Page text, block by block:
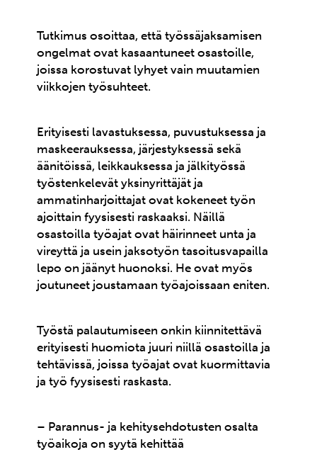
Tutkimus osoittaa, että työssäjaksamisen
ongelmat ovat kasaantuneet osastoille,
joissa korostuvat lyhyet vain muutamien
viikkojen työsuhteet.
Erityisesti lavastuksessa, puvustuksessa ja
maskeerauksessa, järjestyksessä sekä
äänitöissä, leikkauksessa ja jälkityössä
työstenkelevät yksinyrittäjät ja
ammatinharjoittajat ovat kokeneet työn
ajoittain fyysisesti raskaaksi. Näillä
osastoilla työajat ovat häirinneet unta ja
vireyttä ja usein jaksotyön tasoitusvapailla
lepo on jäänyt huonoksi. He ovat myös
joutuneet joustamaan työajoissaan eniten.
Työstä palautumiseen onkin kiinnitettävä
erityisesti huomiota juuri niillä osastoilla ja
tehtävissä, joissa työajat ovat kuormittavia
ja työ fyysisesti raskasta.
– Parannus- ja kehitysehdotusten osalta
työaikoja on syytä kehittää